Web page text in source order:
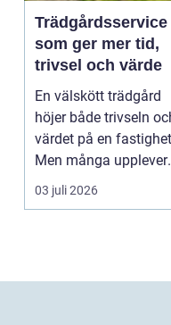
Trädgårdsservice
som ger mer tid,
trivsel och värde
En välskött trädgård
höjer både trivseln
värdet på en
Men många upplever
att tiden, o...
03 juli 2026